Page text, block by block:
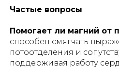
Частые вопросы
Помогает ли магний от
способен смягчать
потоотделения и
поддерживая работу
© Greenwell, 2026. Все права
защищены.